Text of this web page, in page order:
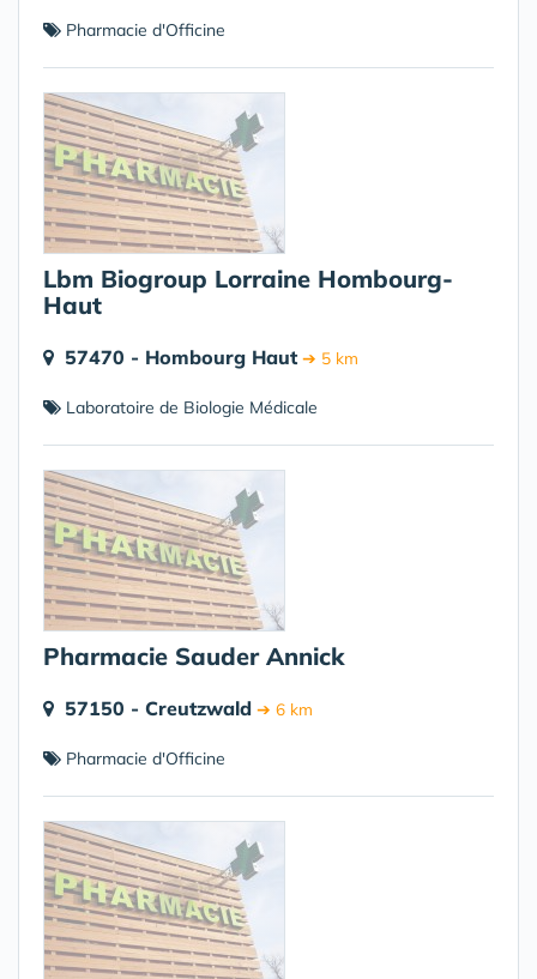
Pharmacie d'Officine
Lbm Biogroup Lorraine Hombourg-
Haut
57470 - Hombourg Haut ➔ 5 km
Laboratoire de Biologie Médicale
Pharmacie Sauder Annick
57150 - Creutzwald ➔ 6 km
Pharmacie d'Officine